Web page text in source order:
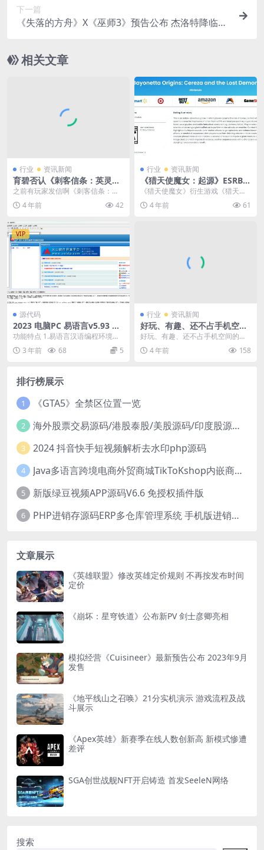
下一篇
《失落的方舟》X《巫师3》预告公布 杰洛特降临大
相关文章
行业 资讯新闻
育碧否认《刺客信条：英灵
殿》将进入XGP 只是个错误
之前有玩家发信啊《刺客信条：英
灵殿》的游戏封面上出现了Gamep
ass的标签。很...
4 年前 42
行业 资讯新闻
《猎天使魔女：起源》ESRB评
级为T级 更像是童心绘本
《猎天使魔女》衍生游戏《猎天使
魔女：起源》将于2023年3月17日
发售，登陆Sw...
4 年前 61
VIP
源代码
2023 电脑PC 易语言v5.93 免
安装
功能特点 1.易语言汉语编程环境是
一个支持基于汉语字、词编程的、
全可视化的、跨主...
3 年前 68 5
行业 资讯新闻
好玩、有趣、还不占手机空间
的游戏？5 款超好玩小体量游
戏
好玩、有趣、还不占手机空间的小
游戏，这类游戏下载没压力，安装
不占空间，想玩就来一...
4 年前 158
排行榜展示
1 《GTA5》全禁区位置一览
2 海外股票交易源码/港股泰股/美股源码/印度股源码/马拉西亚股票源码/国际股票配资
3 2024 抖音快手短视频解析去水印php源码
4 Java多语言跨境电商外贸商城TikToKshop内嵌商城I商家入驻I一键铺
5 新版绿豆视频APP源码V6.6 免授权插件版
6 PHP进销存源码ERP多仓库管理系统 手机版进销存 php网络版进销存小程序
文章展示
《英雄联盟》修改英雄定价规则 不再按发布时间
定价
《崩坏：星穹铁道》公布新PV 剑士彦卿亮相
模拟经营《Cuisineer》最新预告公布 2023年9月
发售
《地平线山之召唤》21分实机演示 游戏流程及战
斗展示
《Apex英雄》新赛季在线人数创新高 新模式惨遭
差评
SGA创世战舰NFT开启铸造 首发SeeleN网络
搜索